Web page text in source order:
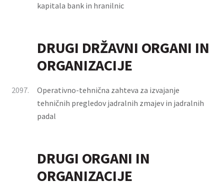
kapitala bank in hranilnic
DRUGI DRŽAVNI ORGANI IN
ORGANIZACIJE
2097.
Operativno-tehnična zahteva za izvajanje
tehničnih pregledov jadralnih zmajev in jadralnih
padal
DRUGI ORGANI IN
ORGANIZACIJE